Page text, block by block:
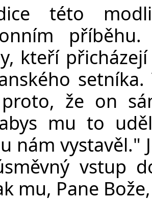
této
kteří
že on
mu to
nám vystavěl."
vstup
mu, Pane